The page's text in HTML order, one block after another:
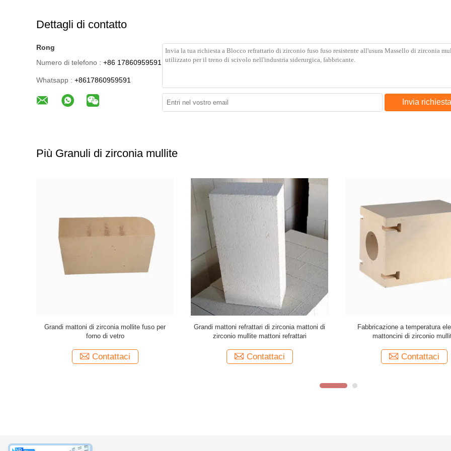
Dettagli di contatto
Rong
Numero di telefono : +86 17860959591
Whatsapp : +8617860959591
Invia richiesta
Più Granuli di zirconia mullite
Resistenza agli urti termici a lunga durata
Grandi mattoni Dimensioni Stili personalizzati
Contattaci
Prodotti ignifughi quadrati di corindomo mullite
per la personalizzazione della ceramica
Contattaci
Alta resistenza meccanica mattoni
zircone mullite sinterizzando
Contattaci